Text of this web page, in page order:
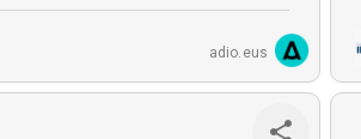
adio.eus